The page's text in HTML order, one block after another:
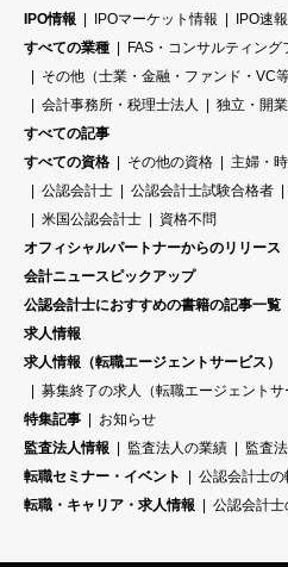
IPO情報 IPOマーケット情報
IPO速報
すべての業種
FAS・コンサルティング
その他（士業・金融・ファンド・VC等
会計事務所・税理士法人
独立・開業
すべての記事
すべての資格
その他の資格
主婦・
公認会計士
公認会計士試験合格者
米国公認会計士
資格不問
オフィシャルパートナーからのリリース
会計ニュースピックアップ
公認会計士におすすめの書籍の記事一覧
求人情報
求人情報（転職エージェントサービス）
募集終了の求人（転職エージェントサ
特集記事
お知らせ
監査法人情報
監査法人の業績
監査
転職セミナー・イベント
公認会計士
転職・キャリア・求人情報
公認会計士